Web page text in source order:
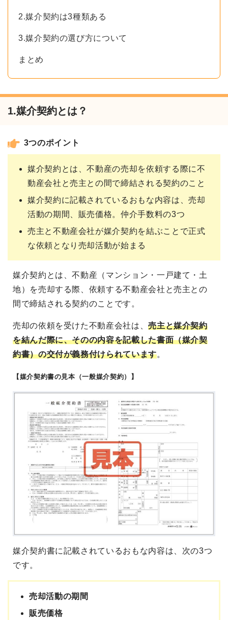
2.媒介契約は3種類ある
3.媒介契約の選び方について
まとめ
1.媒介契約とは？
3つのポイント
媒介契約とは、不動産の売却を依頼する際に不
動産会社と売主との間で締結される契約のこと
媒介契約に記載されているおもな内容は、売却
活動の期間、販売価格。仲介手数料の3つ
売主と不動産会社が媒介契約を結ぶことで正式
な依頼となり売却活動が始まる
媒介契約とは、不動産（マンション・一戸建て・土
地）を売却する際、依頼する不動産会社と売主との
間で締結される契約のことです。
売却の依頼を受けた不動産会社は、売主と媒介契約
を結んだ際に、そのの内容を記載した書面（媒介契
約書）の交付が義務付けられています。
【媒介契約書の見本（一般媒介契約）】
媒介契約書に記載されているおもな内容は、次の3つ
です。
売却活動の期間
販売価格